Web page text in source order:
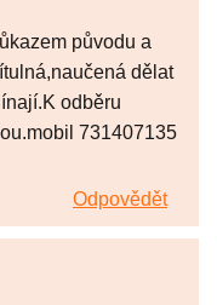
původu a
dělat
odběru
731407135
Odpovědět